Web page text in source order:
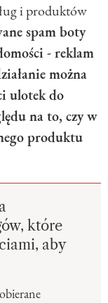
i produktów
spam boty
- reklam
można
ulotek do
na to, czy w
produktu
które
aby